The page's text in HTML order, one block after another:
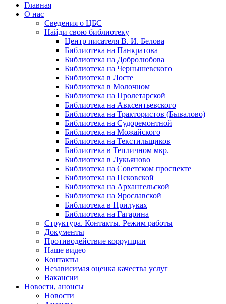
Главная
О нас
Сведения о ЦБС
Найди свою библиотеку
Центр писателя В. И. Белова
Библиотека на Панкратова
Библиотека на Добролюбова
Библиотека на Чернышевского
Библиотека в Лосте
Библиотека в Молочном
Библиотека на Пролетарской
Библиотека на Авксентьевского
Библиотека на Трактористов (Бывалово)
Библиотека на Судоремонтной
Библиотека на Можайского
Библиотека на Текстильщиков
Библиотека в Тепличном мкр.
Библиотека в Лукьяново
Библиотека на Советском проспекте
Библиотека на Псковской
Библиотека на Архангельской
Библиотека на Ярославской
Библиотека в Прилуках
Библиотека на Гагарина
Структура. Контакты. Режим работы
Документы
Противодействие коррупции
Наше видео
Контакты
Независимая оценка качества услуг
Вакансии
Новости, анонсы
Новости